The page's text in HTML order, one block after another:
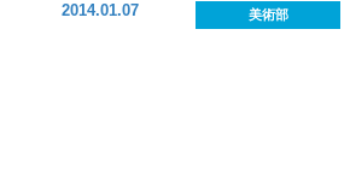
2014.01.07 美術部